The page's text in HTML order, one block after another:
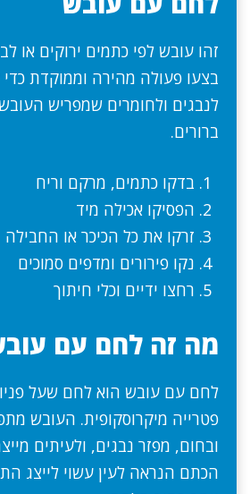
זהו עובש לפי כתמים ירוקים או
בצעו פעולה מהירה וממוקדת
לנבגים ולחומרים שמפריש
ברורים.
בדקו כתמים, מרקם וריח
הפסיקו אכילה מיד
זרקו את כל הכיכר או החבילה
נקו פירורים ומדפים סמוכים
רחצו ידיים וכלי חיתוך
מה זה לחם עם
לחם עם עובש הוא לחם שעל פניו
פטרייה מיקרוסקופית. העובש
ובחום, מפזר נבגים, ולעיתים
הכתם הנראה לעין עשוי לייצג